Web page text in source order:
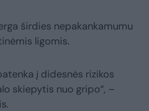
širdies nepakankamumu
ligomis.
į didesnės rizikos
skiepytis nuo gripo“, –